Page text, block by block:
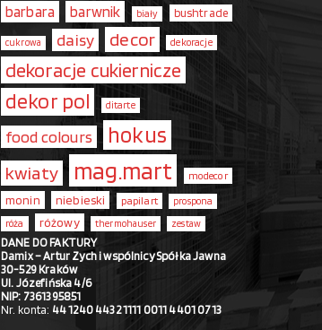
barbara barwnik biały bushtrade
cukrowa daisy decor dekoracje
dekoracje cukiernicze
dekor pol ditarte
food colours hokus
kwiaty mag.mart modecor
monin niebieski papilart
prospona
róża
różowy thermohauser zestaw
DANE DO FAKTURY
Damix – Artur Zych i wspólnicy Spółka Jawna
30-529 Kraków
Ul. Józefińska 4/6
NIP: 7361395851
Nr. konta: 44 1240 4432 1111 0011 4401 0713